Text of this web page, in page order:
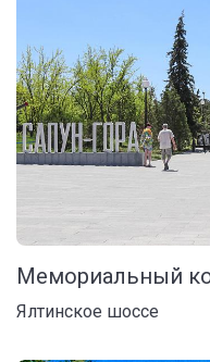
Мемориальный
Ялтинское шоссе